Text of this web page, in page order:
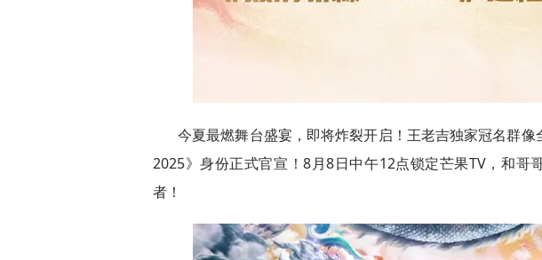
今夏最燃舞台盛宴，即将炸裂开启！王老吉独家冠名群
2025》身份正式官宣！8月8日中午12点锁定芒果TV，和哥
者！